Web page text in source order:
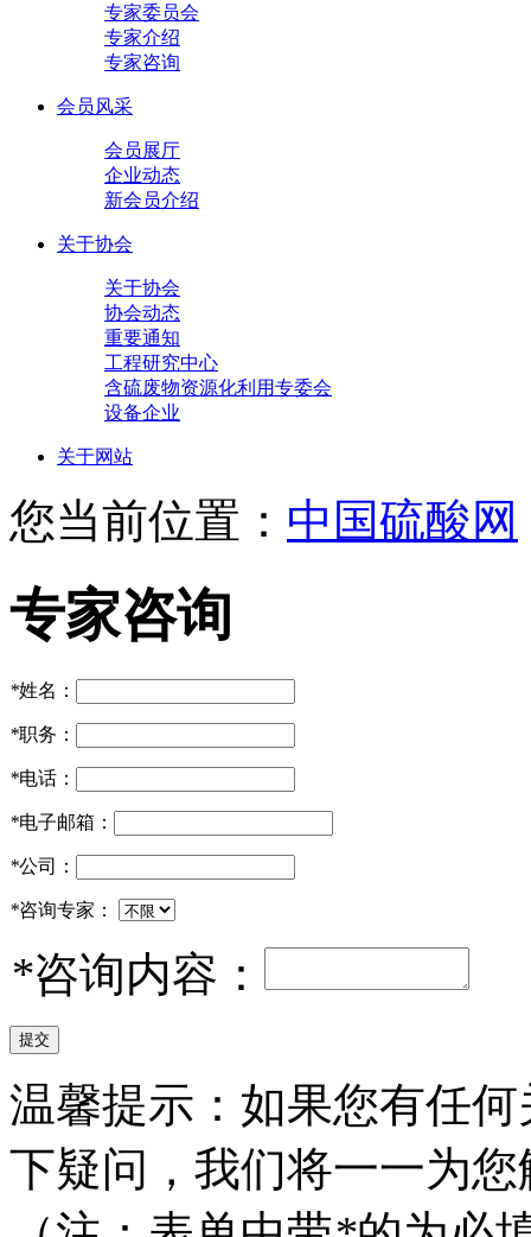
专家委员会
专家介绍
专家咨询
会员风采
会员展厅
企业动态
新会员介绍
关于协会
关于协会
协会动态
重要通知
工程研究中心
含硫废物资源化利用专委会
设备企业
关于网站
您当前位置： 中国硫酸网
专家咨询
*姓名：
*职务：
*电话：
*电子邮箱：
*公司：
*咨询专家：
*咨询内容：
温馨提示：如果您有任
下疑问，我们将一一为您